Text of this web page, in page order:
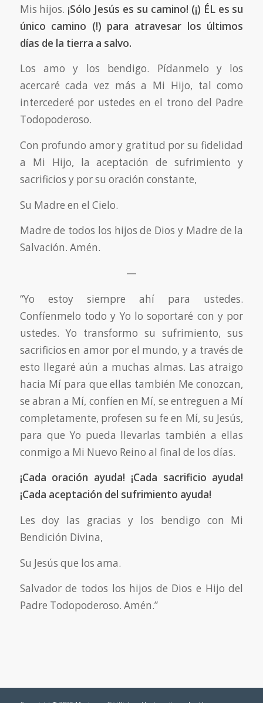
Mis hijos. ¡Sólo Jesús es su camino! (¡) ÉL es su
único camino (!) para atravesar los últimos
días de la tierra a salvo.
Los amo y los bendigo. Pídanmelo y los
acercaré cada vez más a Mi Hijo, tal como
intercederé por ustedes en el trono del Padre
Todopoderoso.
Con profundo amor y gratitud por su fidelidad
a Mi Hijo, la aceptación de sufrimiento y
sacrificios y por su oración constante,
Su Madre en el Cielo.
Madre de todos los hijos de Dios y Madre de la
Salvación. Amén.
—
“Yo estoy siempre ahí para ustedes.
Confíenmelo todo y Yo lo soportaré con y por
ustedes. Yo transformo su sufrimiento, sus
sacrificios en amor por el mundo, y a través de
esto llegaré aún a muchas almas. Las atraigo
hacia Mí para que ellas también Me conozcan,
se abran a Mí, confíen en Mí, se entreguen a Mí
completamente, profesen su fe en Mí, su Jesús,
para que Yo pueda llevarlas también a ellas
conmigo a Mi Nuevo Reino al final de los días.
¡Cada oración ayuda! ¡Cada sacrificio ayuda!
¡Cada aceptación del sufrimiento ayuda!
Les doy las gracias y los bendigo con Mi
Bendición Divina,
Su Jesús que los ama.
Salvador de todos los hijos de Dios e Hijo del
Padre Todopoderoso. Amén.”